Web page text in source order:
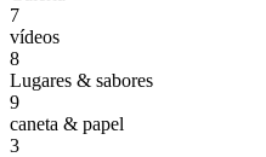
7
vídeos
8
Lugares & sabores
9
caneta & papel
3